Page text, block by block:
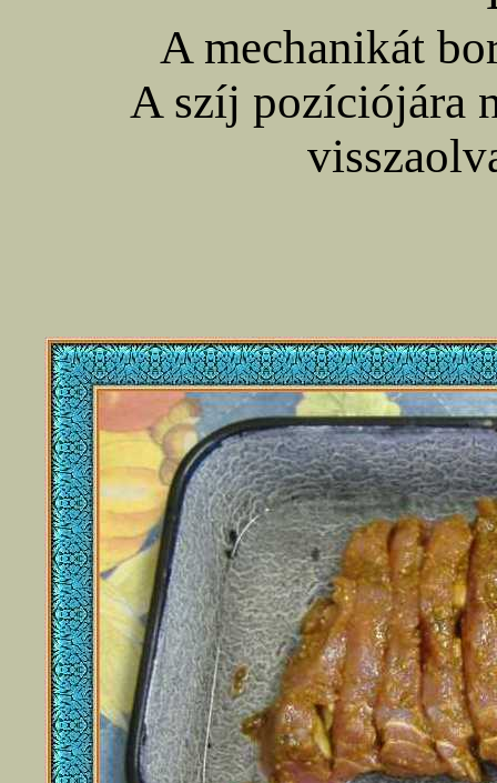
A mechanikát
A szíj pozíciójára